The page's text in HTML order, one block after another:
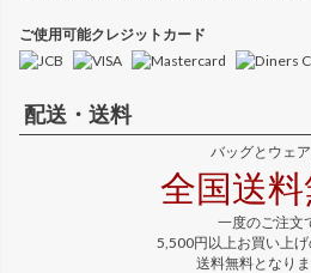
ご使用可能クレジットカード
配送・送料
バッグとウェ
全国送
一度のご注文
5,500円以上お買い上
送料無料となりま